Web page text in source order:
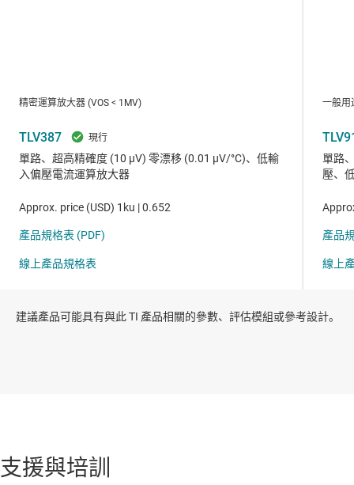
建議產品可能具有與此 TI 產品相關的參數、評估模組或參考設計。
支援與培訓